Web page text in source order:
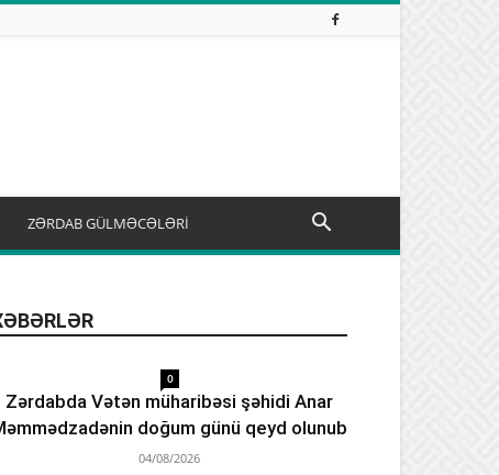
ZƏRDAB GÜLMƏCƏLƏRİ
0
Zərdabda Vətən müharibəsi şəhidi Anar
doğum günü qeyd olunub
04/08/2026